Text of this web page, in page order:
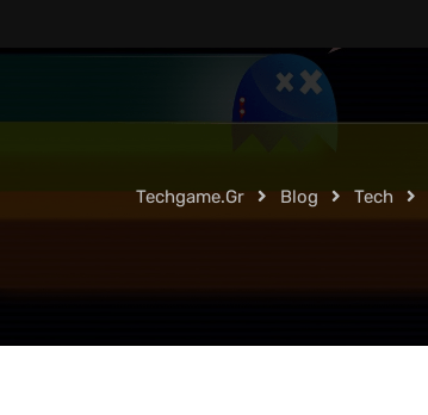
Techgame.gr Blog Tech